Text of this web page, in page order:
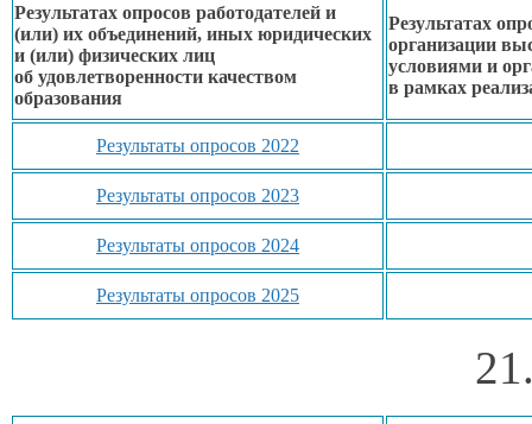
Результатах опросов работодателей и
(или) их объединений, иных юридических
и (или) физических лиц
об удовлетворенности качеством
образования
Результатах
организации
условиями и
в рамках
Результаты опросов 2022
Результаты опросов 2023
Результаты опросов 2024
Результаты опросов 2025